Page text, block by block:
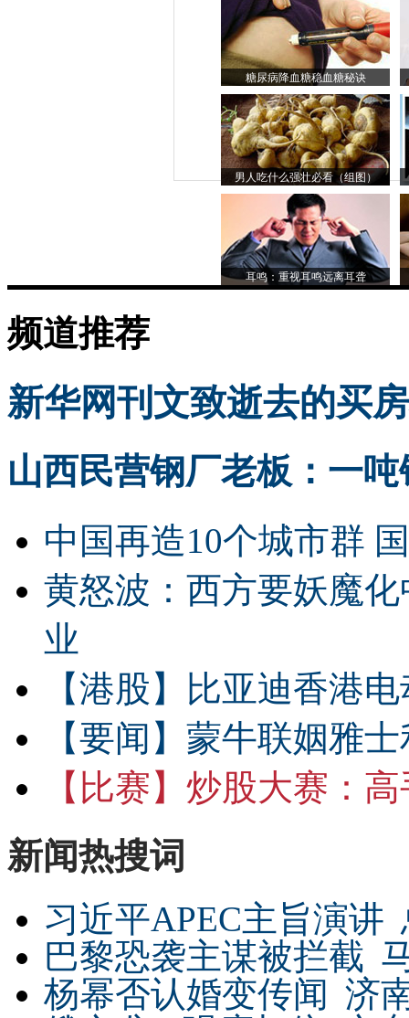
糖尿病降血糖稳血糖秘诀
男人吃什么强壮必看（组图）
耳鸣：重视耳鸣远离耳聋
频道推荐
新华网刊文致逝去的买
山西民营钢厂老板：一
中国再造10个城市群
黄怒波：西方要妖魔
业
【港股】
比亚迪香港
【要闻】 蒙牛联姻雅
【比赛】 炒股大赛：高
新闻热搜词
习近平APEC主旨演讲
巴黎恐袭主谋被拦截
杨幂否认婚变传闻 济